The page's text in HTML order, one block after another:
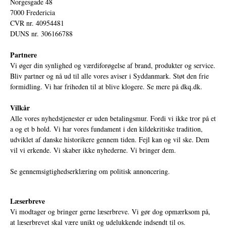
Norgesgade 48
7000 Fredericia
CVR nr. 40954481
DUNS nr. 306166788
Partnere
Vi øger din synlighed og værdiforøgelse af brand, produkter og service.
Bliv partner og nå ud til alle vores aviser i Syddanmark. Støt den frie
formidling. Vi har friheden til at blive klogere. Se mere på dkq.dk.
Vilkår
Alle vores nyhedstjenester er uden betalingsmur. Fordi vi ikke tror på et
a og et b hold. Vi har vores fundament i den kildekritiske tradition,
udviklet af danske historikere gennem tiden. Fejl kan og vil ske. Dem
vil vi erkende. Vi skaber ikke nyhederne. Vi bringer dem.
Se gennemsigtighedserklæring om politisk annoncering.
Læserbreve
Vi modtager og bringer gerne læserbreve. Vi gør dog opmærksom på,
at læserbrevet skal være unikt og udelukkende indsendt til os.